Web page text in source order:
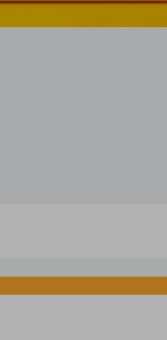
facebook